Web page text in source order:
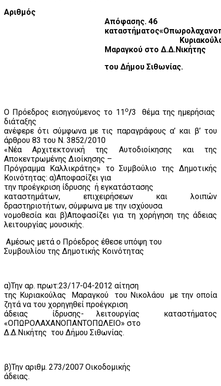
Αριθμός
Απόφασης. 46
Μαραγκού στο Δ.Δ.Νικήτης
του Δήμου Σιθωνίας.
Ο Πρόεδρος εισηγούμενος το 11 ο/3
θέμα της ημερήσιας
διάταξης
ανέφερε ότι σύμφωνα με τις παραγράφους α’ και β’ του
άρθρου 83 του Ν. 3852/2010
«Νέα Αρχιτεκτονική της Αυτοδιοίκησης και της
Αποκεντρωμένης Διοίκησης –
Πρόγραμμα Καλλικράτης» το Συμβούλιο της Δημοτικής
Κοινότητας: α)Αποφασίζει για
την προέγκριση ίδρυσης ή εγκατάστασης
καταστημάτων, επιχειρήσεων και λοιπών
δραστηριοτήτων, σύμφωνα με την ισχύουσα
νομοθεσία και β)Αποφασίζει για τη χορήγηση της άδειας
λειτουργίας μουσικής.
Αμέσως μετά ο Πρόεδρος έθεσε υπόψη του
Συμβουλίου της Δημοτικής Κοινότητας
α)Την αρ. πρωτ:23/17-04-2012 αίτηση
της Κυριακούλας
Μαραγκού του Νικολάου
με την οποία
ζητά να του χορηγηθεί προέγκριση
άδειας
ίδρυσης- λειτουργίας
καταστήματος
«ΟΠΩΡΟΛΑΧΑΝΟΠΑΝΤΟΠΩΛΕΙΟ» στο
Δ.Δ.Νικήτης του Δήμου Σιθωνίας.
β)Την αριθμ. 273/2007 Οικοδομικής
άδειας.